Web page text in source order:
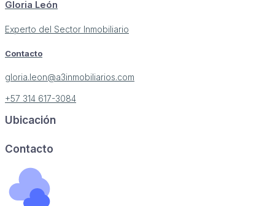
Gloria León
Experto del Sector Inmobiliario
Contacto
gloria.leon@a3inmobiliarios.com
+57 314 617-3084
Ubicación
Contacto